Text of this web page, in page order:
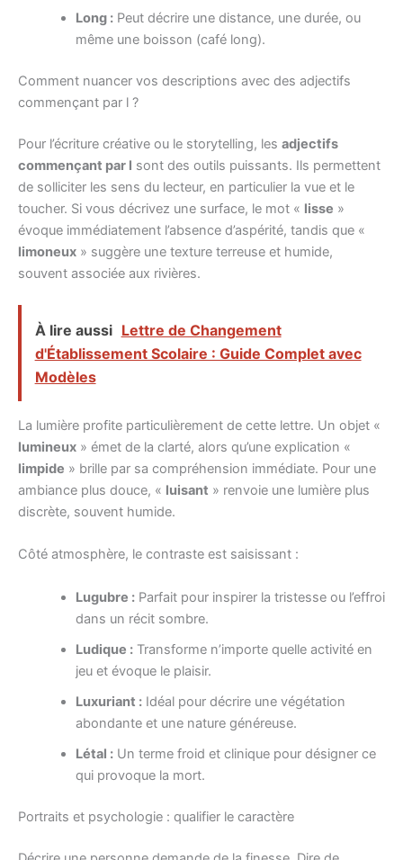
Long :Peut décrire une distance, une durée, ou
même une boisson (café long).
Comment nuancer vos descriptions avec des adjectifs
commençant par l ?
Pour l’écriture créative ou le storytelling, les adjectifs
commençant par l sont des outils puissants. Ils permettent
de solliciter les sens du lecteur, en particulier la vue et le
toucher. Si vous décrivez une surface, le mot « lisse »
évoque immédiatement l’absence d’aspérité, tandis que «
limoneux » suggère une texture terreuse et humide,
souvent associée aux rivières.
À lire aussi Lettre de Changement
d'Établissement Scolaire : Guide Complet avec
Modèles
La lumière profite particulièrement de cette lettre. Un objet «
lumineux » émet de la clarté, alors qu’une explication «
limpide » brille par sa compréhension immédiate. Pour une
ambiance plus douce, « luisant » renvoie une lumière plus
discrète, souvent humide.
Côté atmosphère, le contraste est saisissant :
Lugubre :Parfait pour inspirer la tristesse ou l’effroi
dans un récit sombre.
Ludique :Transforme n’importe quelle activité en
jeu et évoque le plaisir.
Luxuriant :Idéal pour décrire une végétation
abondante et une nature généreuse.
Létal :Un terme froid et clinique pour désigner ce
qui provoque la mort.
Portraits et psychologie : qualifier le caractère